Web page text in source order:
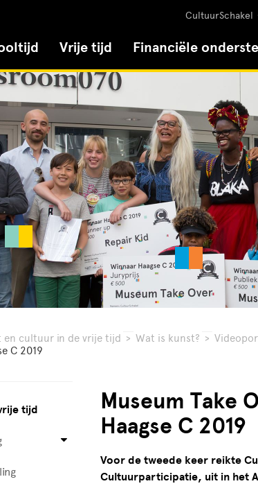
CultuurSchakel
Vrije tijd Financiële
en cultuur in de vrije tijd > Wat is kunst? >
C 2019
tijd
Museum Take
Haagse C 2019
Voor de tweede keer reikte
Cultuurparticipatie, uit in het